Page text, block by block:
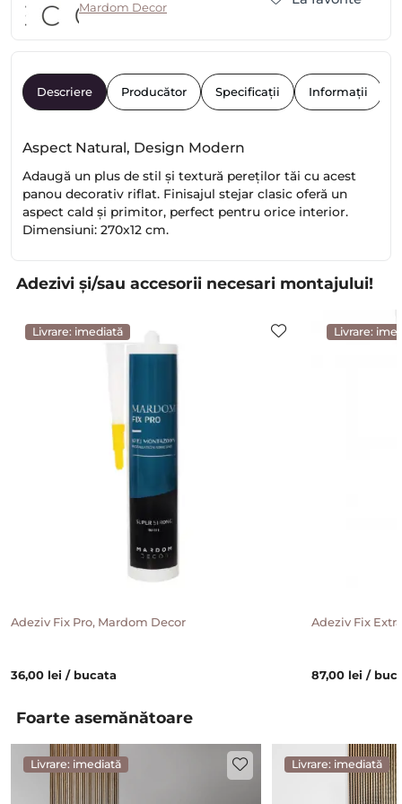
Mardom Decor
Descriere Producător Specificații Informații
Aspect Natural, Design Modern
Adaugă un plus de stil și textură pereților tăi cu acest
panou decorativ riflat. Finisajul stejar clasic oferă un
aspect cald și primitor, perfect pentru orice interior.
Dimensiuni: 270x12 cm.
Adezivi și/sau accesorii necesari montajului!
Livrare: imediată
Adeziv Fix Pro, Mardom Decor
36,00 lei / bucata
Livrare:
Adeziv Fix
87,00 lei /
Foarte asemănătoare
Livrare: imediată Livrare: imediată